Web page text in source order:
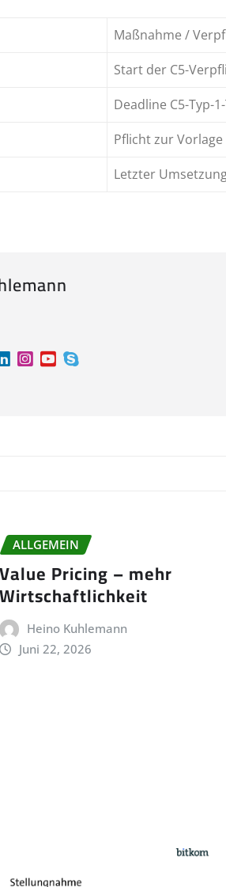
Maßnahme /
Start der C5-
Deadline C5-Typ-
Pflicht zur Vorlage
Letzter
ALLGEMEIN
Value Pricing – mehr
Wirtschaftlichkeit
Heino Kuhlemann
Juni 22, 2026